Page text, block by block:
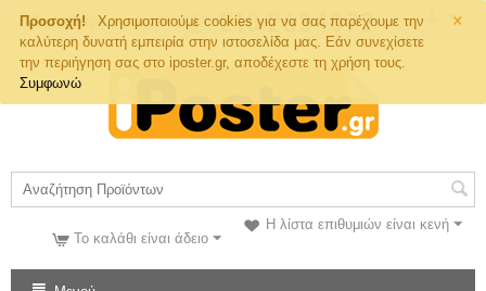
×
Προσοχή!
Χρησιμοποιούμε cookies για να σας παρέχουμε την
καλύτερη δυνατή εμπειρία στην ιστοσελίδα μας. Εάν συνεχίσετε
την περιήγηση σας στο iposter.gr, αποδέχεστε τη χρήση τους.
Συμφωνώ
Τηλ. Παραγγελιών
Η λίστα επιθυμιών είναι κενή
Το καλάθι είναι άδειο